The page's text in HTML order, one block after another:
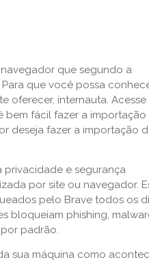
que segundo a
que você possa
oferecer, internauta. Acesse
bem fácil fazer a
deseja fazer a importação
privacidade e segurança
por site ou navegador.
pelo Brave todos os
bloqueiam phishing,
padrão.
sua máquina como